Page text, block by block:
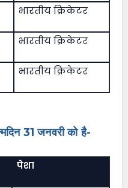
भारतीय क्रिकेटर
भारतीय क्रिकेटर
भारतीय क्रिकेटर
31 जनवरी को है-
पेशा